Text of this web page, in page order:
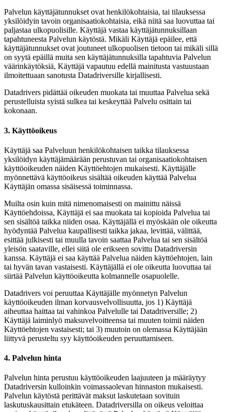
Palvelun käyttäjätunnukset ovat henkilökohtaisia, tai tilauksessa
yksilöidyin tavoin organisaatiokohtaisia, eikä niitä saa luovuttaa tai
paljastaa ulkopuolisille. Käyttäjä vastaa käyttäjätunnuksillaan
tapahtuneesta Palvelun käytöstä. Mikäli Käyttäjä epäilee, että
käyttäjätunnukset ovat joutuneet ulkopuolisen tietoon tai mikäli sillä
on syytä epäillä muita sen käyttäjätunnuksilla tapahtuvia Palvelun
väärinkäytöksiä, Käyttäjä vapautuu edellä mainitusta vastuustaan
ilmoitettuaan sanotusta Datadriversille kirjallisesti.
Datadrivers pidättää oikeuden muokata tai muuttaa Palvelua sekä
perustelluista syistä sulkea tai keskeyttää Palvelu osittain tai
kokonaan.
3. Käyttöoikeus
Käyttäjä saa Palveluun henkilökohtaisen taikka tilauksessa
yksilöidyn käyttäjämäärään perustuvan tai organisaatiokohtaisen
käyttöoikeuden näiden Käyttöehtojen mukaisesti. Käyttäjälle
myönnettävä käyttöoikeus sisältää oikeuden käyttää Palvelua
Käyttäjän omassa sisäisessä toiminnassa.
Muilta osin kuin mitä nimenomaisesti on mainittu näissä
Käyttöehdoissa, Käyttäjä ei saa muokata tai kopioida Palvelua tai
sen sisältöä taikka niiden osaa. Käyttäjällä ei myöskään ole oikeutta
hyödyntää Palvelua kaupallisesti taikka jakaa, levittää, välittää,
esittää julkisesti tai muulla tavoin saattaa Palvelua tai sen sisältöä
yleisön saataville, ellei siitä ole erikseen sovittu Datadriversin
kanssa. Käyttäjä ei saa käyttää Palvelua näiden käyttöehtojen, lain
tai hyvän tavan vastaisesti. Käyttäjällä ei ole oikeutta luovuttaa tai
siirtää Palvelun käyttöoikeutta kolmannelle osapuolelle.
Datadrivers voi peruuttaa Käyttäjälle myönnetyn Palvelun
käyttöoikeuden ilman korvausvelvollisuutta, jos 1) Käyttäjä
aiheuttaa haittaa tai vahinkoa Palvelulle tai Datadriversille; 2)
Käyttäjä laiminlyö maksuvelvoitteensa tai muuten toimii näiden
Käyttöehtojen vastaisesti; tai 3) muutoin on olemassa Käyttäjään
liittyvä perusteltu syy käyttöoikeuden peruuttamiseen.
4. Palvelun hinta
Palvelun hinta perustuu käyttöoikeuden laajuuteen ja määräytyy
Datadriversin kulloinkin voimassaolevan hinnaston mukaisesti.
Palvelun käytöstä perittävät maksut laskutetaan sovituin
laskutuskausittain etukäteen. Datadriversilla on oikeus veloittaa